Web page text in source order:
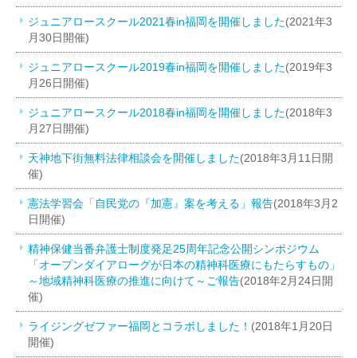
ジュニアロースクール2021春in福岡を開催しました(2021年3
月30日開催)
ジュニアロースクール2019春in福岡を開催しました(2019年3
月26日開催)
ジュニアロースクール2018春in福岡を開催しました(2018年3
月27日開催)
天神地下街無料法律相談会を開催しました(2018年3月11日開
催)
憲法学習会「自民党の『加憲』案を考える」報告(2018年3月2
日開催)
精神保健当番弁護士制度発足25周年記念公開シンポジウム
「オープンダイアローグが日本の精神科医療にもたらすもの」
～地域精神科医療の推進に向けて～ご報告(2018年2月24日開
催)
ライジングゼファー福岡とコラボしました！ (2018年1月20日
開催)